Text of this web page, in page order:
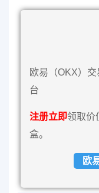
欧易（OKX）
台
注册立即领取价
盒。
欧